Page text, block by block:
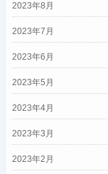
2023年8月
2023年7月
2023年6月
2023年5月
2023年4月
2023年3月
2023年2月